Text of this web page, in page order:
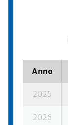
Anno
2025
2026